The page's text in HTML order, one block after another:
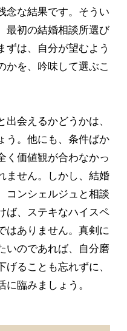
念な結果です。そうい
最初の結婚相談所選び
ずは、自分が望むよう
かを、吟味して選ぶこ
出会えるかどうかは、
う。他にも、条件ばか
く価値観が合わなかっ
ません。しかし、結婚
コンシェルジュと相談
ば、ステキなハイスペ
はありません。真剣に
いのであれば、自分磨
ることも忘れずに、
臨みましょう。